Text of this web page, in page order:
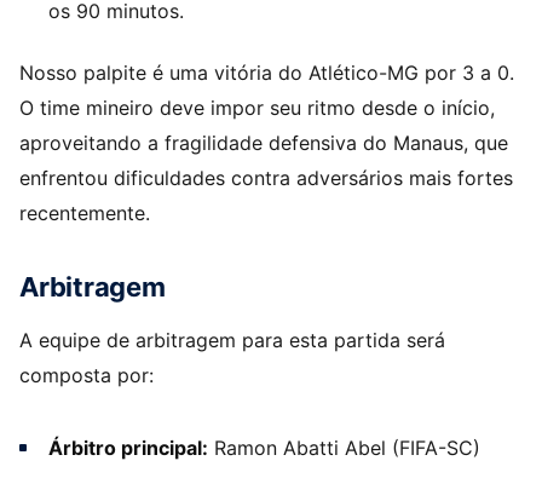
os 90 minutos.
Nosso palpite é uma vitória do Atlético-MG por 3 a 0.
O time mineiro deve impor seu ritmo desde o início,
aproveitando a fragilidade defensiva do Manaus, que
enfrentou dificuldades contra adversários mais fortes
recentemente.
Arbitragem
A equipe de arbitragem para esta partida será
composta por:
Árbitro principal: Ramon Abatti Abel (FIFA-SC)